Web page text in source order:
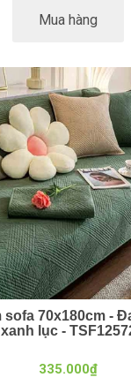
Mua hàng
sofa 70x180cm -
xanh lục -
335.000₫